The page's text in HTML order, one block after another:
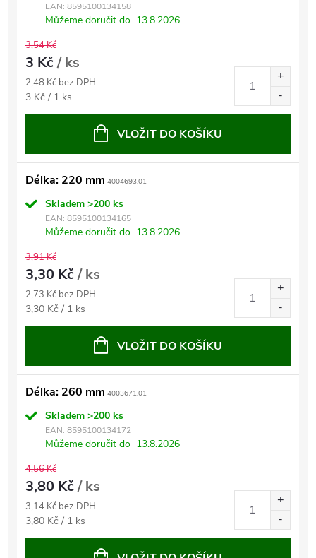
EAN: 8595100134158
Můžeme doručit do 13.8.2026
3,54 Kč
3 Kč/ ks
2,48 Kč bez DPH
Měrná
cena:
3 Kč / 1 ks
VLOŽIT DO KOŠÍKU
Délka: 220 mm 4004693.01
Skladem >200 ks
EAN: 8595100134165
Můžeme doručit do 13.8.2026
3,91 Kč
3,30 Kč/ ks
2,73 Kč bez DPH
Měrná
cena:
3,30 Kč / 1 ks
VLOŽIT DO KOŠÍKU
Délka: 260 mm 4003671.01
Skladem >200 ks
EAN: 8595100134172
Můžeme doručit do 13.8.2026
4,56 Kč
3,80 Kč/ ks
3,14 Kč bez DPH
Měrná
cena:
3,80 Kč / 1 ks